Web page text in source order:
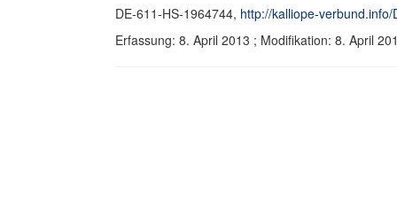
DE-611-HS-1964744, http://kalliope-
Erfassung: 8. April 2013 ; Modifikation: 8. April